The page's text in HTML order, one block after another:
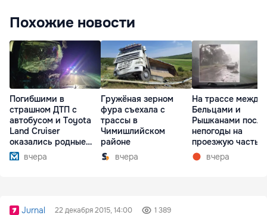
Похожие новости
Погибшими в
страшном ДТП с
автобусом и Toyota
Land Cruiser
оказались родные
братьявчера
Гружёная зерном
фура съехала с
трассы в
Чимишлийском
районе
вчера
На трассе между
Бельцами и
Рышканами после
непогоды на
проезжую часть
упали деревья
вчера
Jurnal 22 декабря 2015, 14:00 1 389